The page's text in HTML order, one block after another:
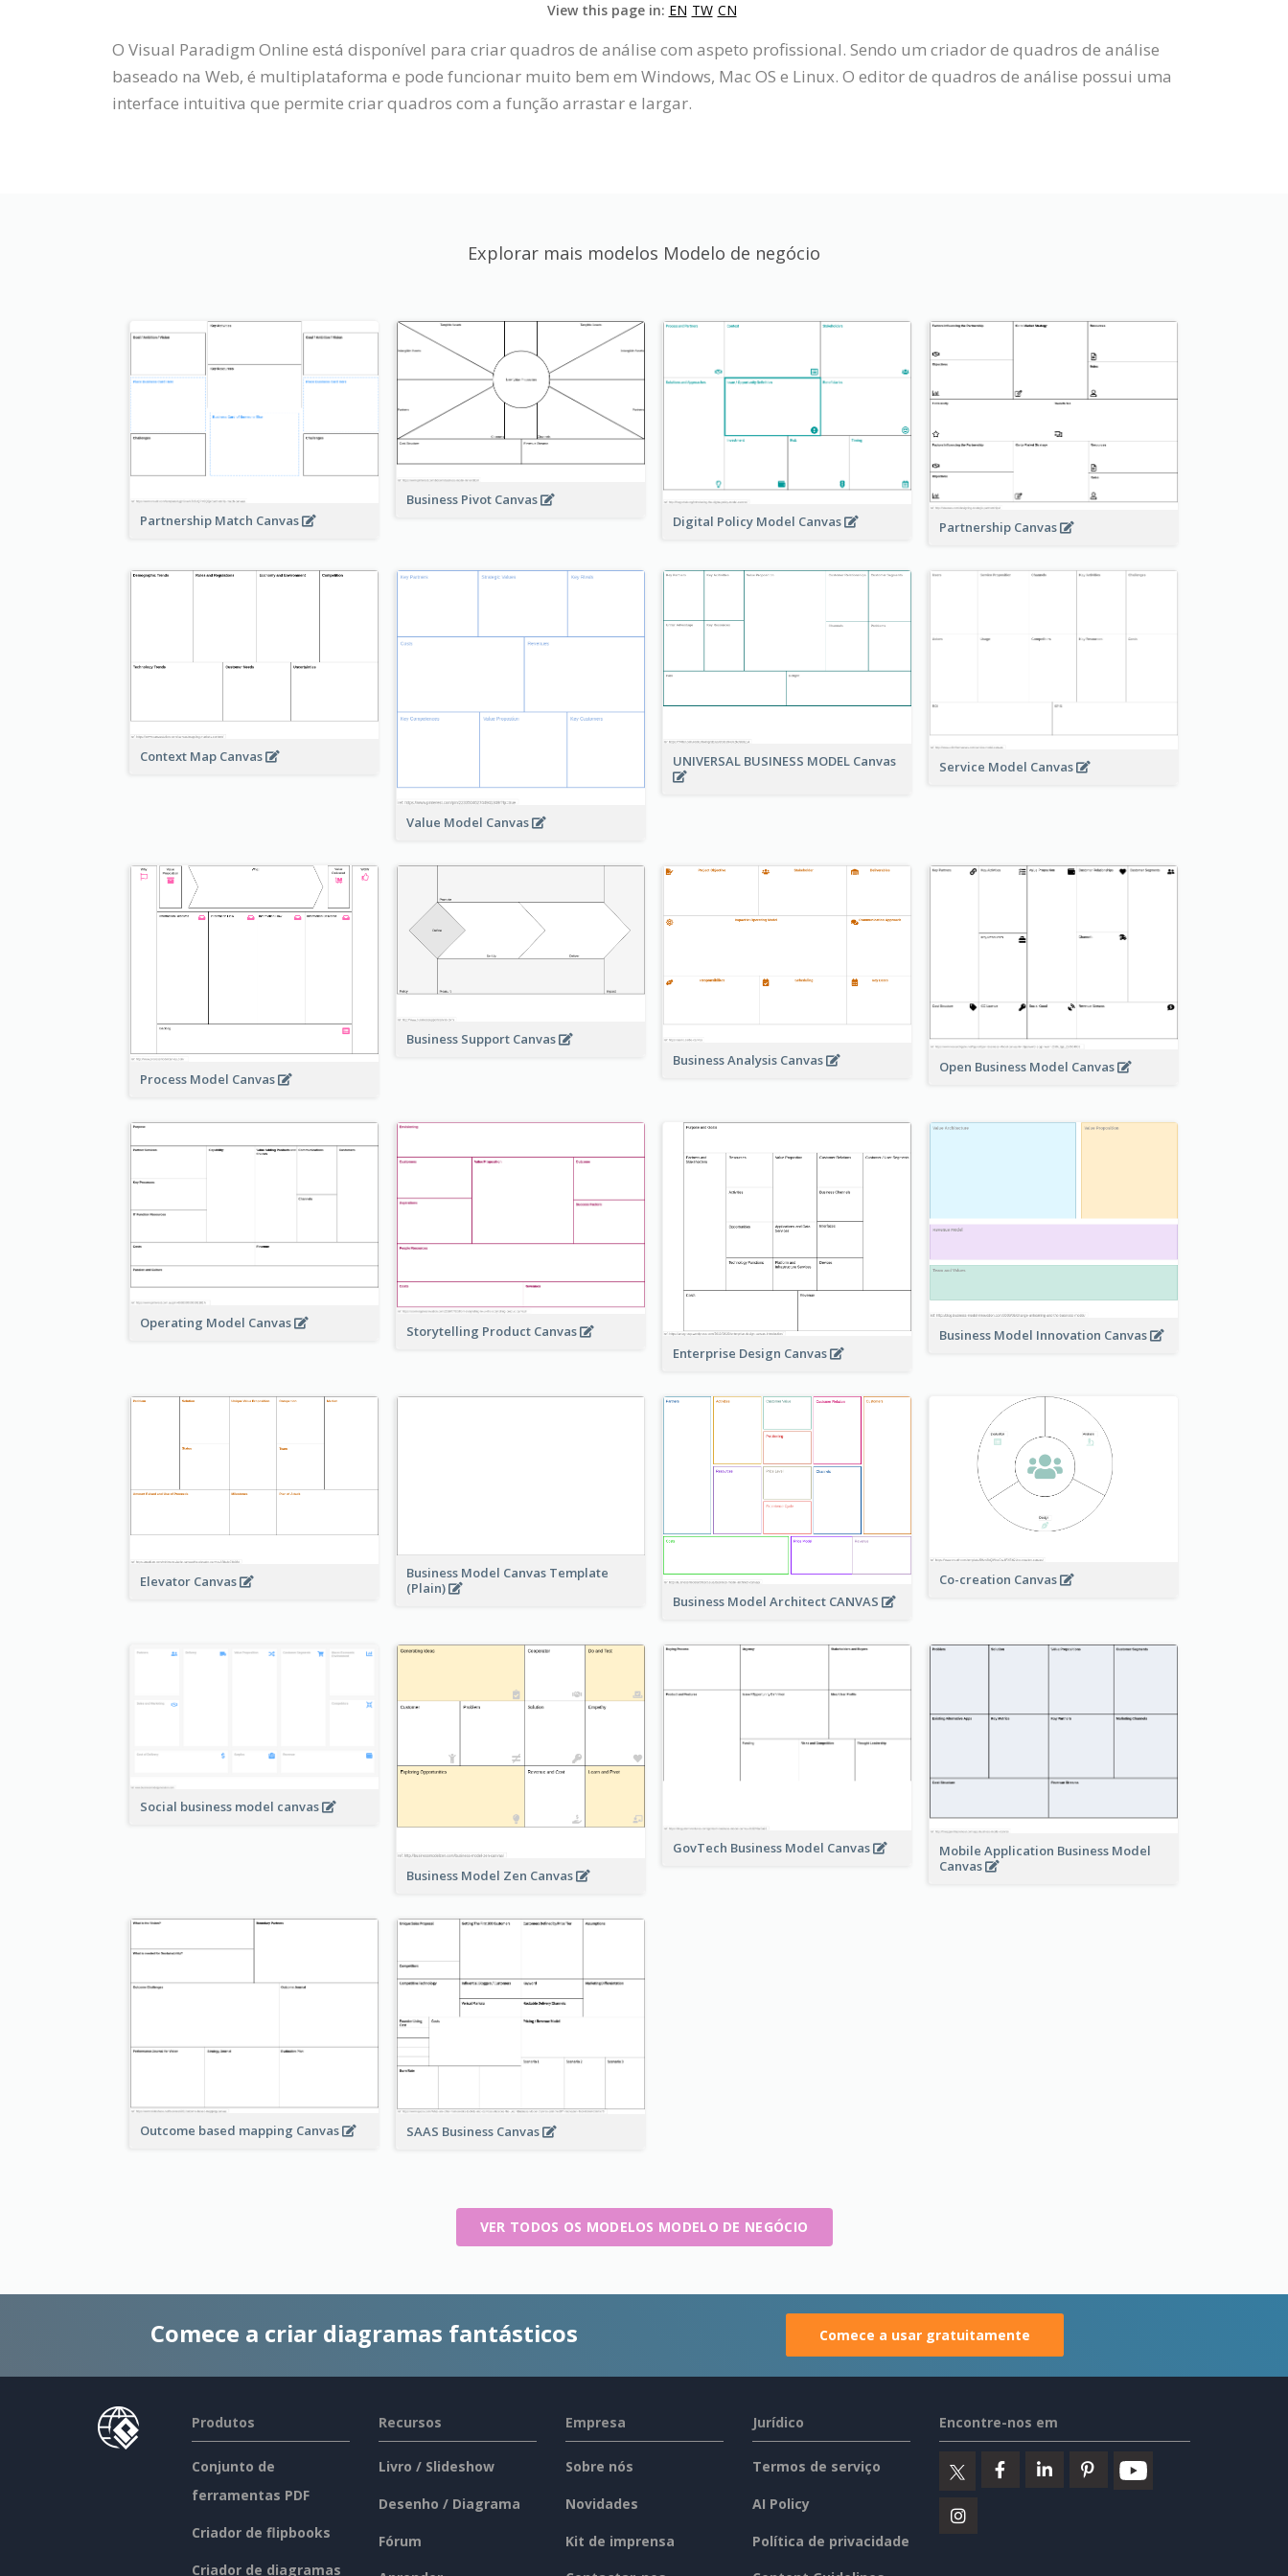
View this page in: EN TW CN
O Visual Paradigm Online está disponível para criar quadros de análise com aspeto profissional. Sendo um criador de quadros de análise
baseado na Web, é multiplataforma e pode funcionar muito bem em Windows, Mac OS e Linux. O editor de quadros de análise possui uma
interface intuitiva que permite criar quadros com a função arrastar e largar.
Explorar mais modelos Modelo de negócio
Partnership Match Canvas
Business Pivot Canvas
Digital Policy Model Canvas
Partnership Canvas
Context Map Canvas
Value Model Canvas
UNIVERSAL BUSINESS MODEL Canvas Service Model Canvas
Process Model Canvas
Business Support Canvas
Business Analysis Canvas
Open Business Model Canvas
Operating Model Canvas
Storytelling Product Canvas
Enterprise Design Canvas
Business Model Innovation Canvas
Elevator Canvas
Business Model Canvas Template
(Plain)
Business Model Architect CANVAS
Co-creation Canvas
Social business model canvas
Business Model Zen Canvas
GovTech Business Model Canvas
Mobile Application Business Model
Canvas
Outcome based mapping Canvas SAAS Business Canvas
VER TODOS OS MODELOS MODELO DE NEGÓCIO
Comece a criar diagramas fantásticos Comece a usar gratuitamente
Produtos
Conjunto de
ferramentas PDF
Criador de flipbooks
Criador de diagramas
Recursos
Livro / Slideshow
Desenho / Diagrama
Fórum
Empresa
Sobre nós
Novidades
Kit de imprensa
Jurídico
Termos de serviço
AI Policy
Política de privacidade
Encontre-nos em